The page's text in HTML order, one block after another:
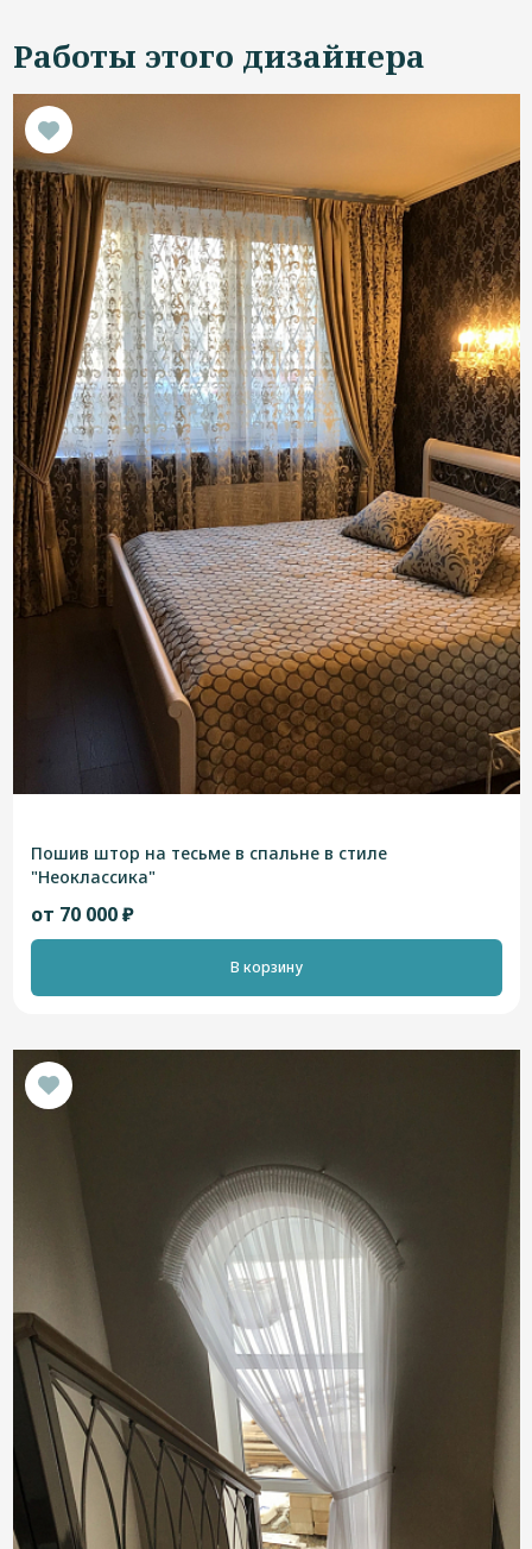
Работы этого дизайнера
Пошив штор на тесьме в спальне в стиле
"Неоклассика"
от 70 000 ₽
В корзину